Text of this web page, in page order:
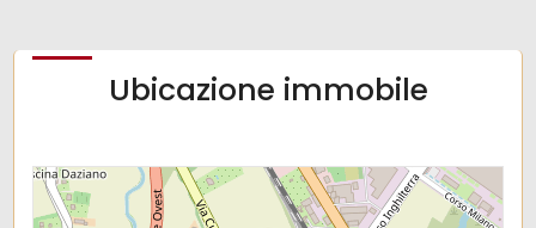
Ubicazione immobile